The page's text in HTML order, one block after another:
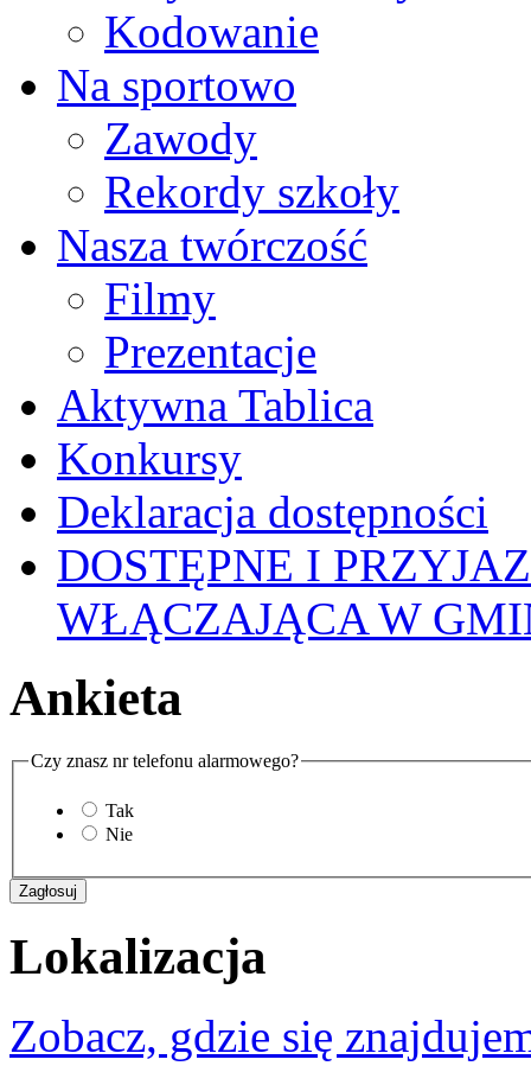
Kodowanie
Na sportowo
Zawody
Rekordy szkoły
Nasza twórczość
Filmy
Prezentacje
Aktywna Tablica
Konkursy
Deklaracja dostępności
DOSTĘPNE I
WŁĄCZAJĄCA W
Ankieta
Czy znasz nr telefonu alarmowego?
Tak
Nie
Lokalizacja
Zobacz, gdzie się